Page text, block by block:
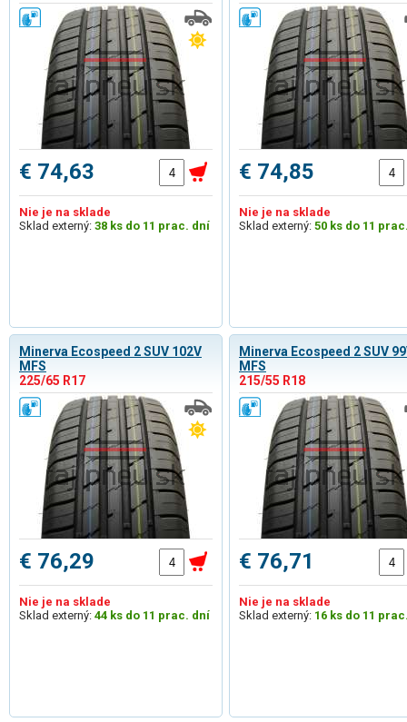
€ 74,63
Nie je na sklade
Sklad externý: 38 ks do 11 prac. dní
€ 74,85
Nie je na sklade
Sklad externý: 50 ks do 11
Minerva Ecospeed 2 SUV 102V
MFS
225/65 R17
€ 76,29
Nie je na sklade
Sklad externý: 44 ks do 11 prac. dní
Minerva Ecospeed 2 SUV
MFS
215/55 R18
€ 76,71
Nie je na sklade
Sklad externý: 16 ks do 11